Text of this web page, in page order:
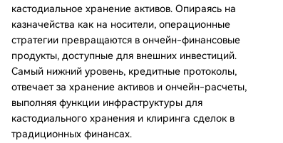
кастодиальное хранение активов. Опираясь на
казначейства как на носители, операционные
стратегии превращаются в ончейн-финансовые
продукты, доступные для внешних инвестиций.
Самый нижний уровень, кредитные протоколы,
отвечает за хранение активов и ончейн-расчеты,
выполняя функции инфраструктуры для
кастодиального хранения и клиринга сделок в
традиционных финансах.